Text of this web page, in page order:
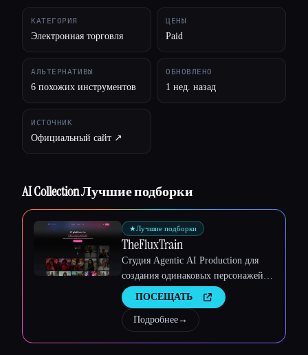
КАТЕГОРИЯ
Электронная торговля
ЦЕНЫ
Paid
АЛЬТЕРНАТИВЫ
6 похожих инструментов
ОБНОВЛЕНО
1 нед. назад
ИСТОЧНИК
Официальный сайт ↗︎
AI Collection Лучшие подборки
★Лучшие подборки
TheFluxTrain
Студия Agentic AI Production для
создания одинаковых персонажей,
рабочих процессов и видео
ПОСЕЩАТЬ
Подробнее→